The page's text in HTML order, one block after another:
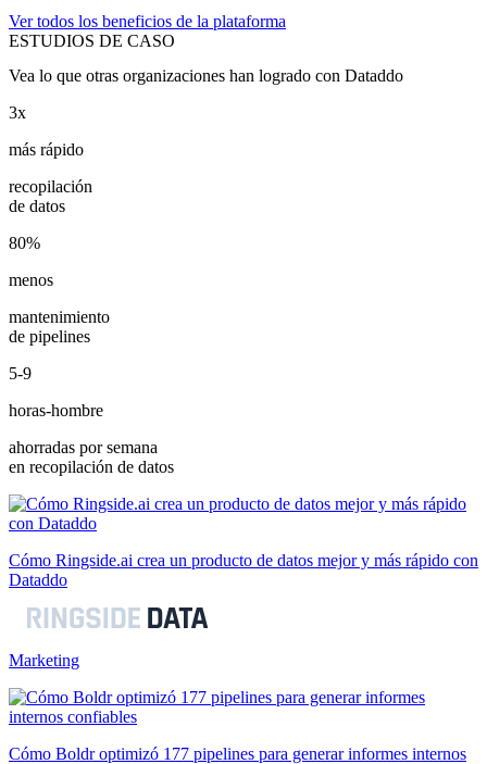
Ver todos los beneficios de la plataforma
ESTUDIOS DE CASO
Vea lo que otras organizaciones han logrado con Dataddo
3x
más rápido
recopilación
de datos
80%
menos
mantenimiento
de pipelines
5-9
horas-hombre
ahorradas por semana
en recopilación de datos
Cómo Ringside.ai crea un producto de datos mejor y más rápido con
Dataddo
Marketing
Cómo Boldr optimizó 177 pipelines para generar informes internos